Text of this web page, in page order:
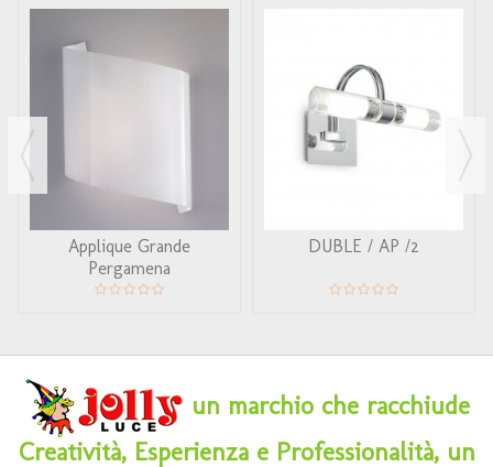
Applique Grande
Pergamena
DUBLE / AP /2
un marchio che racchiude
Creatività, Esperienza e Professionalità, un